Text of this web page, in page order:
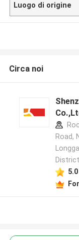
Luogo di origine
Circa noi
Road,
5.0